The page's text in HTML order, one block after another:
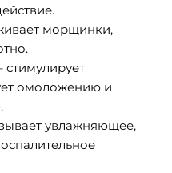
морщинки,
стимулирует
омоложению и
увлажняющее,